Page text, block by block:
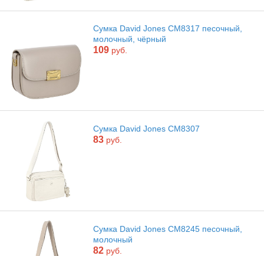
Сумка David Jones CM8317 песочный,
молочный, чёрный
109 руб.
Сумка David Jones CM8307
83 руб.
Сумка David Jones CM8245 песочный,
молочный
82 руб.